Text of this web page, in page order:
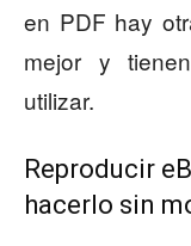
en PDF hay
mejor y
utilizar.
Reproducir
hacerlo sin